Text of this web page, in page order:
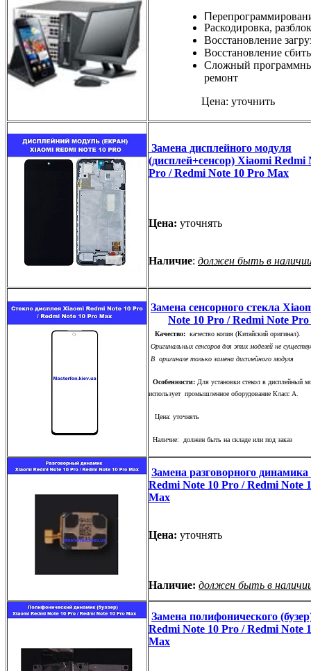
П
Раскодировка,
Восстановление
Восстановление
Сложный
ремонт
Цена: уточнить
Замена дисплейного модуля
(дисплей+сенсор) Xiaomi Redmi
Pro / Redmi Note 10 Pro Max
Цена: уточнять
Наличие: должен быть в
Замена сенсорного стекла
Note 10 Pro / Redmi Note
Качество: качество копия (Китайский оригинал).
Оригинальных сенсоров для этих моделей не
В оригинале только замена дисплейного модуля
Особенности: Для установки стекол в дисплейный
использует промышленное оборудование Класс А.
Цена: уточнять
Наличие: должен быть на складе или под заказ
Замена разговорного
Redmi Note 10 Pro / Redmi Note
Max
Цена: уточнять
Наличие: должен быть в
Замена полифонического
Redmi Note 10 Pro / Redmi Note
Max